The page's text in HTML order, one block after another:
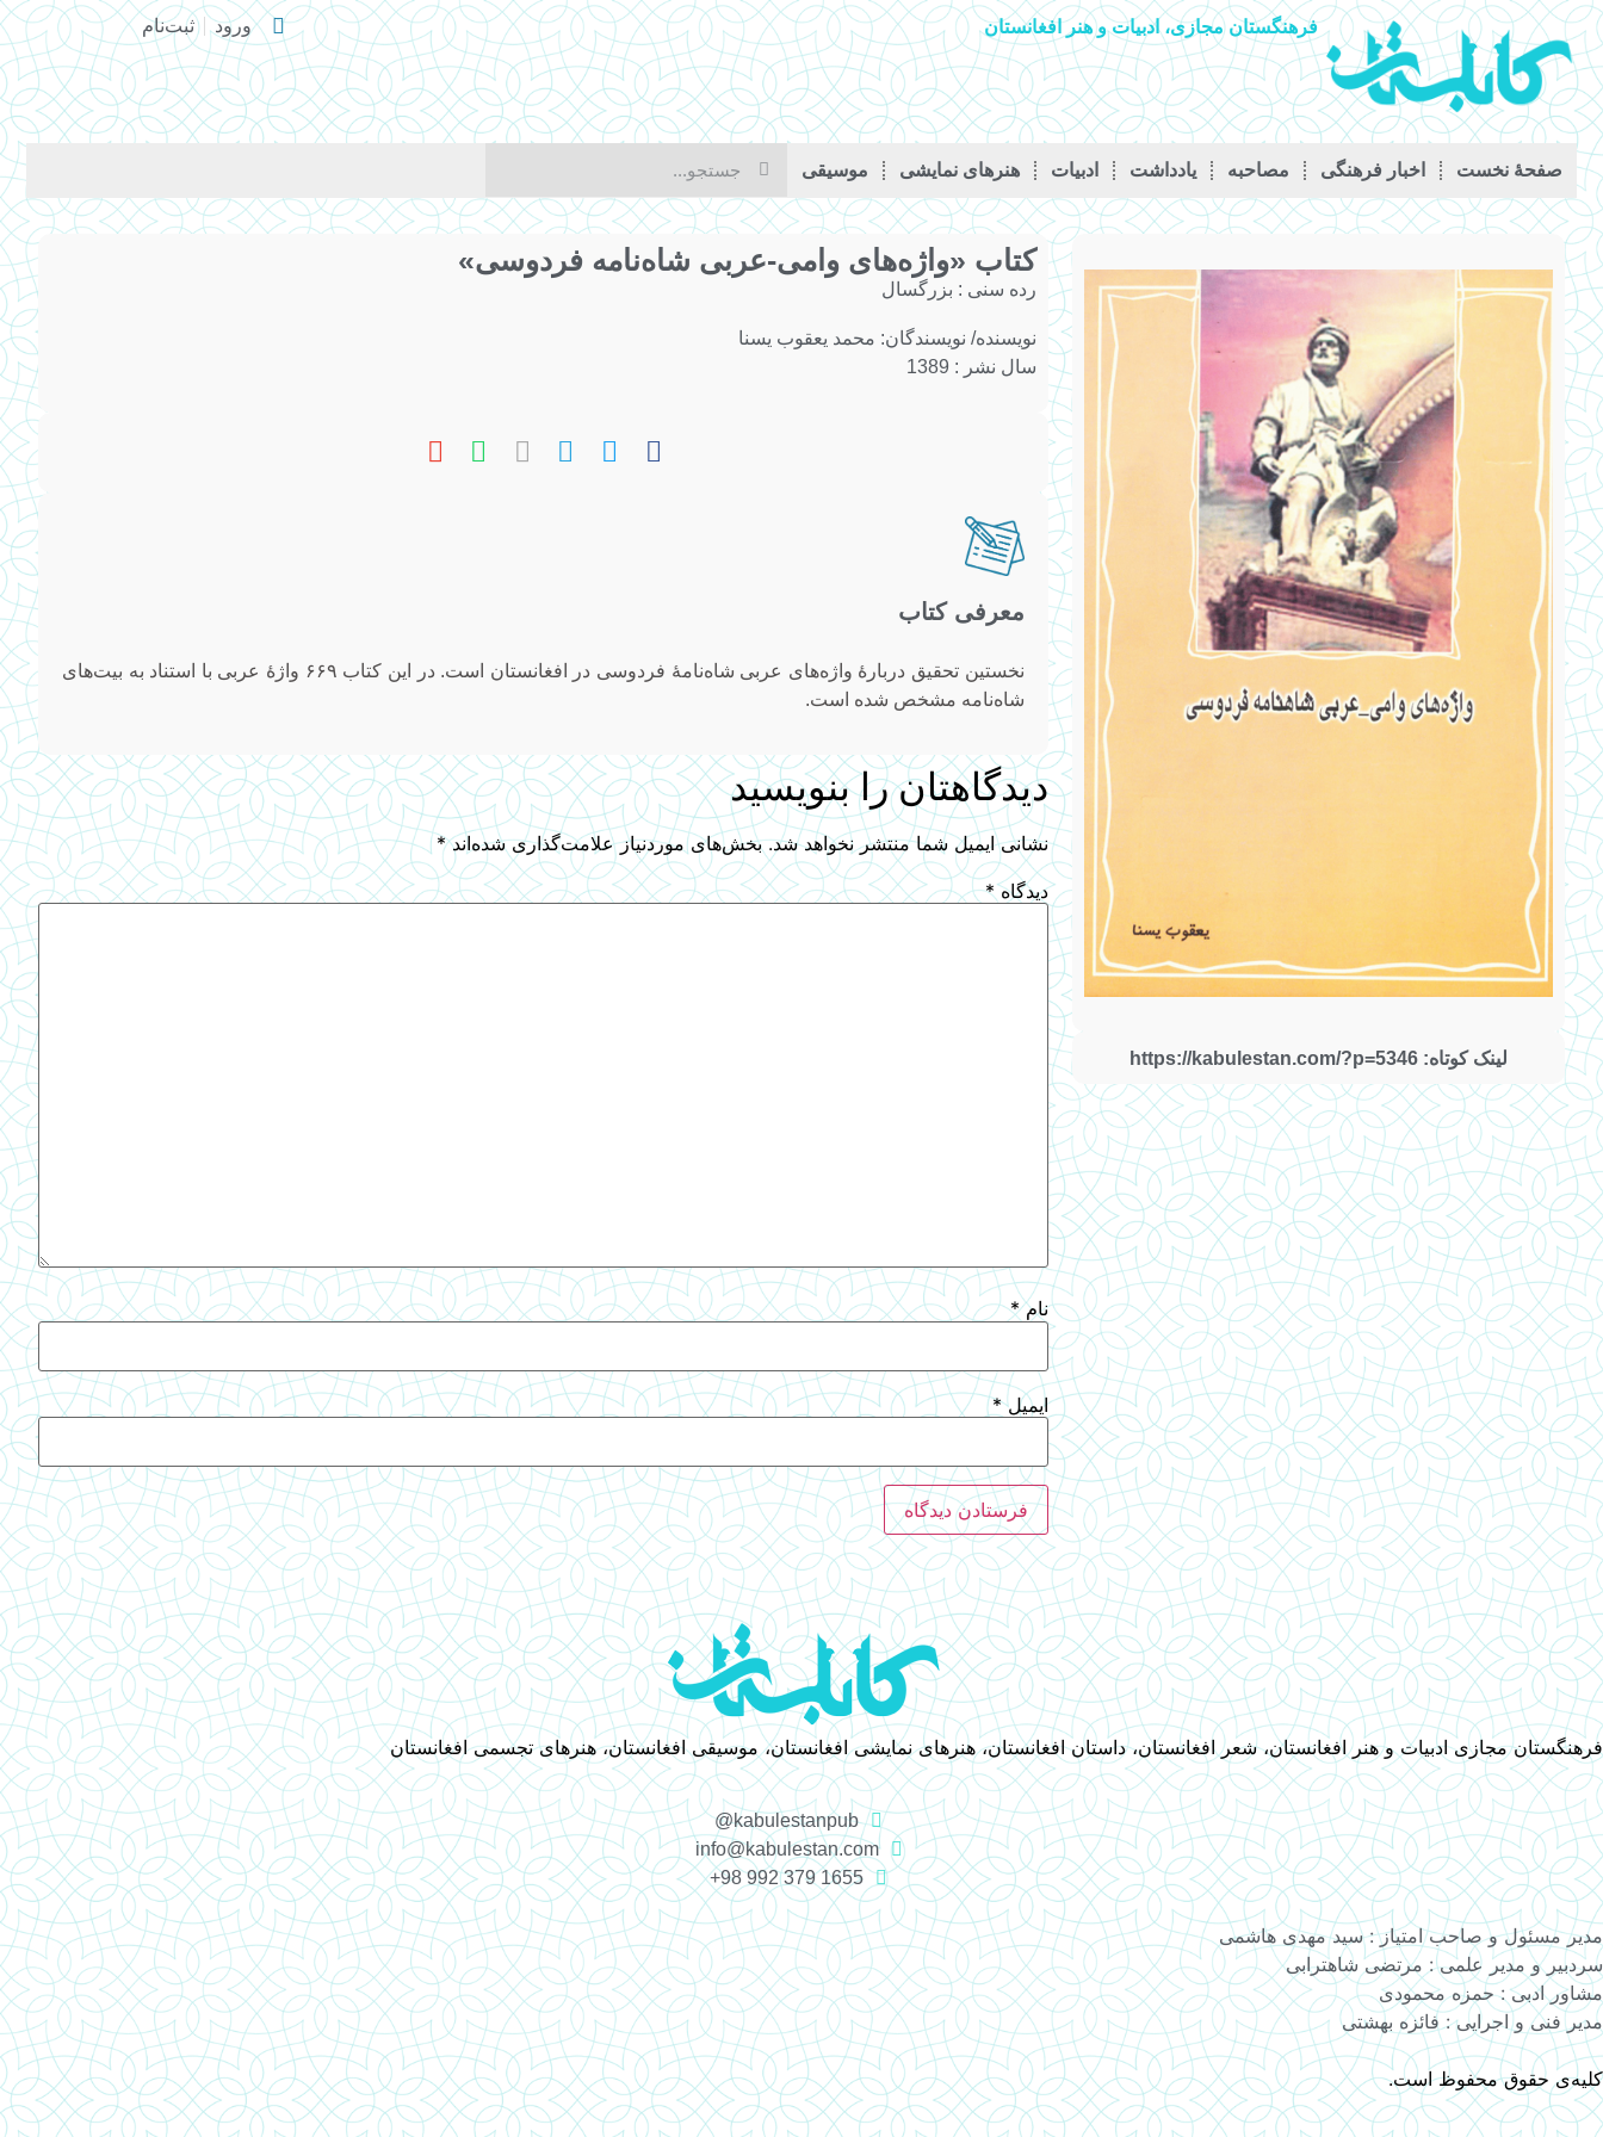
فرهنگستان مجازی، ادبیات و هنر افغانستان ورود ثبت‌نام
صفحۀ نخست اخبار فرهنگی مصاحبه يادداشت ادبیات هنرهای نمایشی موسیقی
لینک کوتاه: https://kabulestan.com/?p=5346
کتاب «واژه‌های وامی-عربی شاه‌نامه فردوسی»
رده سنی : بزرگسال
نویسنده/ نویسندگان: محمد یعقوب یسنا
سال نشر : 1389
معرفی کتاب
نخستین تحقیق دربارهٔ واژه‌های عربی شاه‌نامهٔ فردوسی در افغانستان است. در این کتاب ۶۶۹ واژهٔ عربی با استناد به بیت‌های
شاه‌نامه مشخص شده‌ است.
دیدگاهتان را بنویسید
نشانی ایمیل شما منتشر نخواهد شد. بخش‌های موردنیاز علامت‌گذاری شده‌اند*
دیدگاه*
نام*
ایمیل*
فرهنگستان مجازی ادبیات و هنر افغانستان، شعر افغانستان، داستان افغانستان، هنرهای نمایشی افغانستان، موسیقی افغانستان، هنرهای تجسمی افغانستان
kabulestanpub@
info@kabulestan.com
1655 379 992 98+
مدیر مسئول و صاحب امتیاز : سید مهدی هاشمی
سردبیر و مدیر علمی : مرتضی شاهترابی
مشاور ادبی : حمزه محمودی
مدیر فنی و اجرایی : فائزه بهشتی
کلیه‌ی حقوق محفوظ است.